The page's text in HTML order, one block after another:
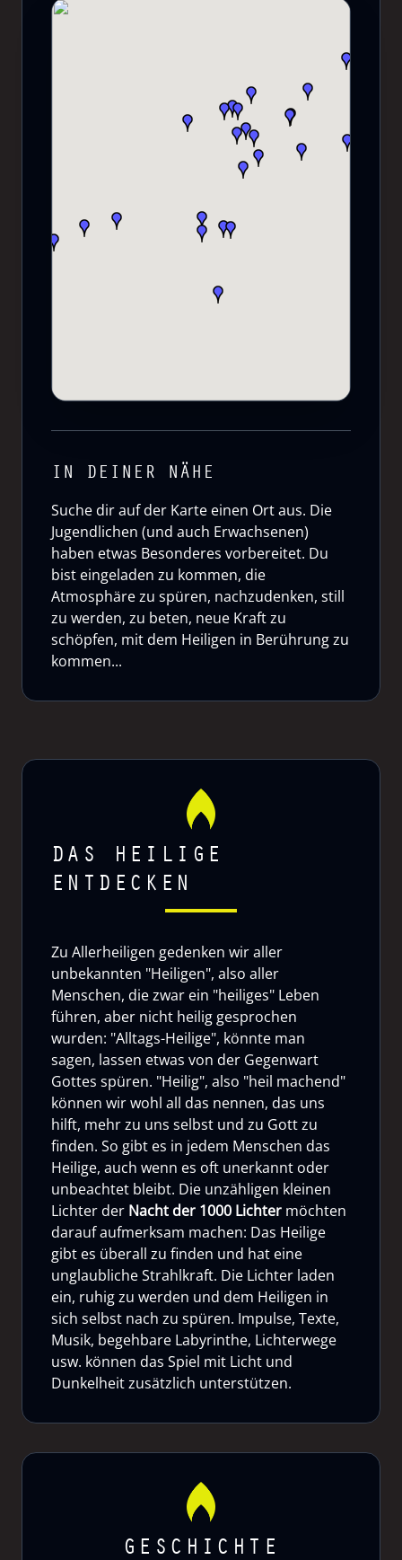
IN DEINER NÄHE
Suche dir auf der Karte einen Ort aus. Die
Jugendlichen (und auch Erwachsenen)
haben etwas Besonderes vorbereitet. Du
bist eingeladen zu kommen, die
Atmosphäre zu spüren, nachzudenken, still
zu werden, zu beten, neue Kraft zu
schöpfen, mit dem Heiligen in Berührung zu
kommen...
DAS HEILIGE
ENTDECKEN
Zu Allerheiligen gedenken wir aller
unbekannten "Heiligen", also aller
Menschen, die zwar ein "heiliges" Leben
führen, aber nicht heilig gesprochen
wurden: "Alltags-Heilige", könnte man
sagen, lassen etwas von der Gegenwart
Gottes spüren. "Heilig", also "heil machend"
können wir wohl all das nennen, das uns
hilft, mehr zu uns selbst und zu Gott zu
finden. So gibt es in jedem Menschen das
Heilige, auch wenn es oft unerkannt oder
unbeachtet bleibt. Die unzähligen kleinen
Lichter der Nacht der 1000 Lichter möchten
darauf aufmerksam machen: Das Heilige
gibt es überall zu finden und hat eine
unglaubliche Strahlkraft. Die Lichter laden
ein, ruhig zu werden und dem Heiligen in
sich selbst nach zu spüren. Impulse, Texte,
Musik, begehbare Labyrinthe, Lichterwege
usw. können das Spiel mit Licht und
Dunkelheit zusätzlich unterstützen.
GESCHICHTE